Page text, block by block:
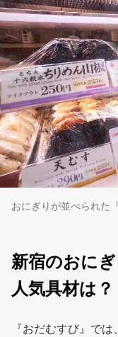
おにぎりが並べられた
新宿のおに
人気具材は？
『おだむすび』で